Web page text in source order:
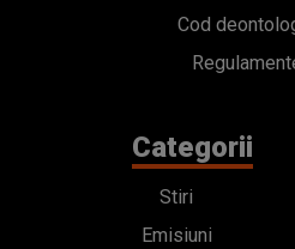
Cod
Categorii
Stiri
Emisiuni